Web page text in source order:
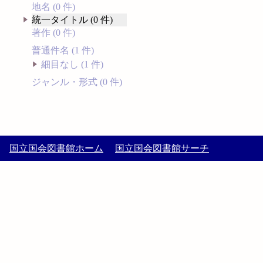
地名 (0 件)
統一タイトル (0 件)
著作 (0 件)
普通件名 (1 件)
細目なし (1 件)
ジャンル・形式 (0 件)
国立国会図書館ホーム 国立国会図書館サーチ